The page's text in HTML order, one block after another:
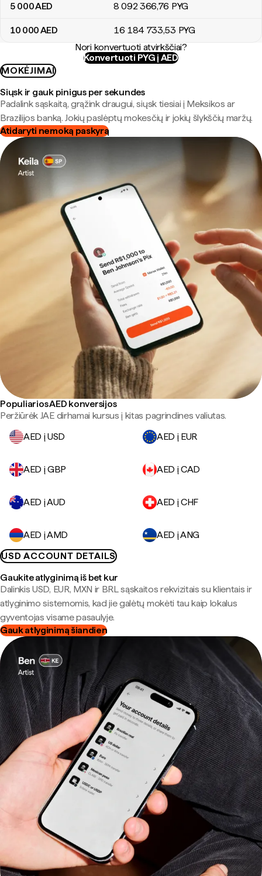
5 000AED 8 092 366,76 PYG
10 000AED 16 184 733,53 PYG
Nori konvertuoti atvirkščiai?
Konvertuoti PYG į AED
MOKĖJIMAI
Siųsk ir gauk pinigus per sekundes
Padalink sąskaitą, grąžink draugui, siųsk tiesiai į Meksikos ar
Brazilijos banką. Jokių paslėptų mokesčių ir jokių šlykščių maržų.
Atidaryti nemoką paskyrą
Populiarios AED konversijos
Peržiūrėk JAE dirhamai kursus į kitas pagrindines valiutas.
AED į USD
AED į EUR
AED į GBP AED į CAD
AED į AUD AED į CHF
AED į AMD
AED į ANG
USD ACCOUNT DETAILS
Gaukite atlyginimą iš bet kur
Dalinkis USD, EUR, MXN ir BRL sąskaitos rekvizitais su klientais ir
atlyginimo sistemomis, kad jie galėtų mokėti tau kaip lokalus
gyventojas visame pasaulyje.
Gauk atlyginimą šiandien